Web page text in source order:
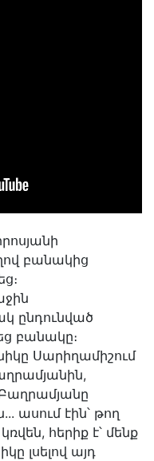
բանակից
ընդունված
բանակը։
Սարիղամիշում
Բաղրամյանը
ասում էին՝ թող
հերիք է՝ մենք
լսելով այդ